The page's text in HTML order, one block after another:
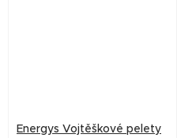
Energys Vojtěškové pelety